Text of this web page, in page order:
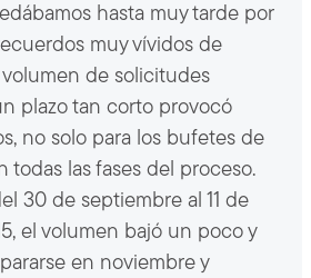
hasta muy tarde por
muy vívidos de
de solicitudes
plazo tan corto provocó
no solo para los bufetes de
todas las fases del proceso.
30 de septiembre al 11 de
el volumen bajó un poco y
en noviembre y